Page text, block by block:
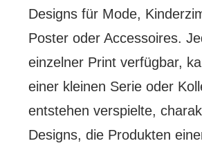
Designs für Mode,
Poster oder Accessoires.
einzelner Print verfügbar,
einer kleinen Serie oder
entstehen verspielte,
Designs, die Produkten